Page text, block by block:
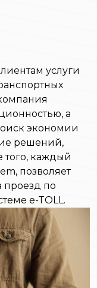
услуги
а
экономии
решений,
того, каждый
позволяет
проезд по
e-TOLL.